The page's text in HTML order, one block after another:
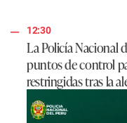
12:30
La Policía Nacional
puntos de control
restringidas tras la